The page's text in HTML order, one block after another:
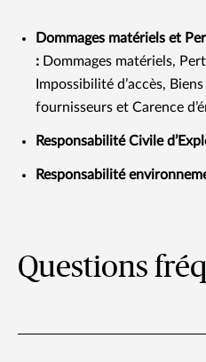
Dommages matériels et
: Dommages matériels,
Impossibilité d’accès,
fournisseurs et Carence
Responsabilité Civile
Responsabilité
Questions